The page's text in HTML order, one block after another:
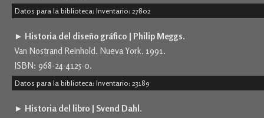
Datos para la biblioteca: Inventario: 27802
► Historia del diseño gráfico | Philip Meggs.
Van Nostrand Reinhold. Nueva York. 1991.
ISBN: 968-24-4125-0.
Datos para la biblioteca: Inventario: 23189
► Historia del libro | Svend Dahl.